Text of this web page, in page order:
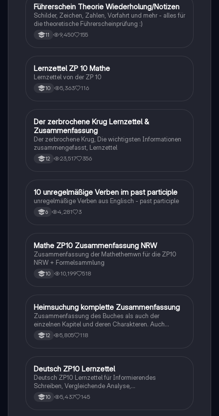
Lerntipps
Führerschein Theorie Wiederholung/Notizen
Schilder, Zeichen, Zahlen, Vorfahrt und mehr - alles für
die theoretische Führerscheinprüfung :)
11 9,450 155
Mathe
Lernzettel ZP 10 Mathe
Lernzettel von der ZP 10
10 5,363 116
Deutsch
Der zerbrochene Krug Lernzettel &
Zusammenfassung
Der zerbrochene Krug, Die wichtigsten Informationen
zusammengefasst, Lernzettel
12 23,517 356
1 Englisch
10 unregelmäßige Verben im past participle
unregelmäßige Verben aus Englisch - past participle
6 4,281 3
Mathe
Mathe ZP10 Zusammenfassung NRW
Zusammenfassung der Mathethemwn für die ZP10
NRW + Formelsammlung
10 10,199 518
Deutsch
Heimsuchung komplette Zusammenfassung
Zusammenfassung des Buches als auch der
einzelnen Kapitel und deren Charakteren. Auch
tabellarisch. Im Unterricht ohne KI erstellt
12 5,805 118
Deutsch
Deutsch ZP10 Lernzettel
Deutsch ZP10 Lernzettel für Informierendes
Schreiben, Vergleichende Analyse,
Sachtexte/Roman/Gedicht..
10 5,437 145